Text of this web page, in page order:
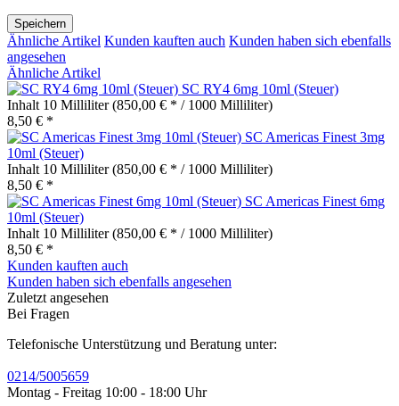
Speichern
Ähnliche Artikel Kunden kauften auch Kunden haben sich ebenfalls
angesehen
Ähnliche Artikel
SC RY4 6mg 10ml (Steuer)
Inhalt 10 Milliliter(850,00 € * / 1000 Milliliter)
8,50 € *
SC Americas Finest 3mg
10ml (Steuer)
Inhalt 10 Milliliter(850,00 € * / 1000 Milliliter)
8,50 € *
SC Americas Finest 6mg
10ml (Steuer)
Inhalt 10 Milliliter(850,00 € * / 1000 Milliliter)
8,50 € *
Kunden kauften auch
Kunden haben sich ebenfalls angesehen
Zuletzt angesehen
Bei Fragen
Telefonische Unterstützung und Beratung unter:
0214/5005659
Montag - Freitag 10:00 - 18:00 Uhr